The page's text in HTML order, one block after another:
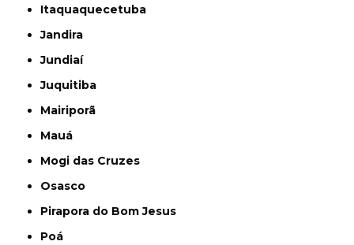
Itaquaquecetuba
Jandira
Jundiaí
Juquitiba
Mairiporã
Mauá
Mogi das Cruzes
Osasco
Pirapora do Bom Jesus
Poá